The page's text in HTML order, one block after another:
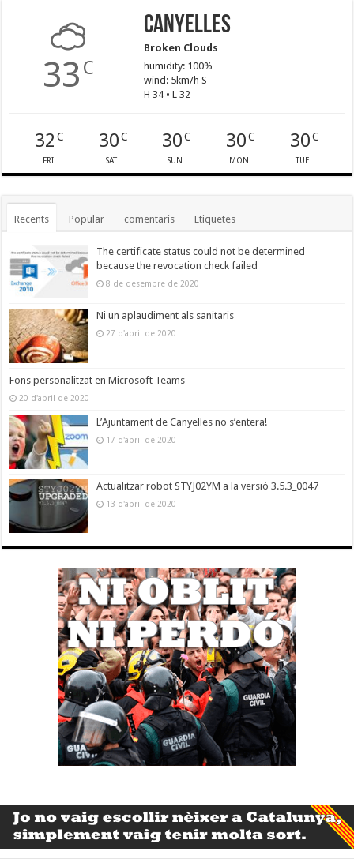
33 C
Canyelles
Broken Clouds
humidity: 100%
wind: 5km/h S
H 34 • L 32
32 C
FRI
30C
SAT
30 C
SUN
30C
MON
30C
TUE
Recents Popular comentaris Etiquetes
The certificate status could not be determined
because the revocation check failed
8 de desembre de 2020
Ni un aplaudiment als sanitaris
27 d'abril de 2020
Fons personalitzat en Microsoft Teams
20 d'abril de 2020
L’Ajuntament de Canyelles no s’entera!
17 d'abril de 2020
Actualitzar robot STYJ02YM a la versió 3.5.3_0047
13 d'abril de 2020